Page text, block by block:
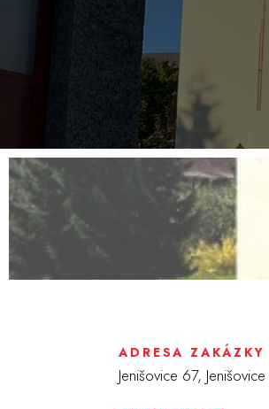
Zateplení
rekonstrukce a
včetně nového
ADRESA ZAKÁZKY
Jenišovice 67, Jenišovice